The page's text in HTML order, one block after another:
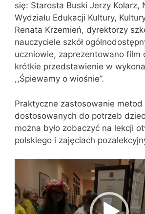
się: Starosta Buski Jerzy Kolarz,
Wydziału Edukacji Kultury,
Renata Krzemień, dyrektorzy
nauczyciele szkół
uczniowie, zaprezentowano film
krótkie przedstawienie w
,,Śpiewamy o wiośnie’’.
Praktyczne zastosowanie
dostosowanych do potrzeb
można było zobaczyć na lekcji
polskiego i zajęciach
Odtwarzacz